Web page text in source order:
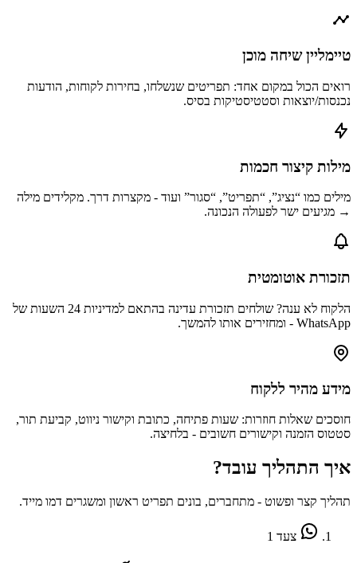
טיימליין שיחה מוכן
רואים הכול במקום אחד: תפריטים שנשלחו, בחירות לקוחות, הודעות
נכנסות/יוצאות וסטטיסטיקות בסיס.
מילות קיצור חכמות
מילים כמו “נציג”, “תפריט”, “סגור” ועוד - מקצרות דרך. מקלידים מילה
→ מגיעים ישר לפעולה הנכונה.
תזכורת אוטומטית
הלקוח לא ענה? שולחים תזכורת עדינה בהתאם למדיניות 24 השעות של
WhatsApp - ומחזירים אותו להמשך.
מידע מהיר ללקוח
חוסכים שאלות חוזרות: שעות פתיחה, כתובת וקישור ניווט, קביעת תור,
סטטוס הזמנה וקישורים חשובים - בלחיצה.
איך התהליך עובד?
תהליך קצר ופשוט - מתחברים, בונים תפריט ראשון ומשגרים דמו מייד.
צעד 1